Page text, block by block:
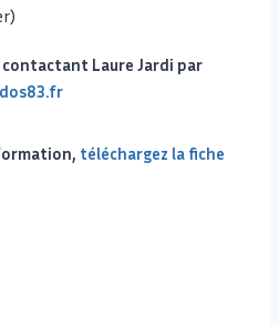
Laure Jardi par
téléchargez la fiche